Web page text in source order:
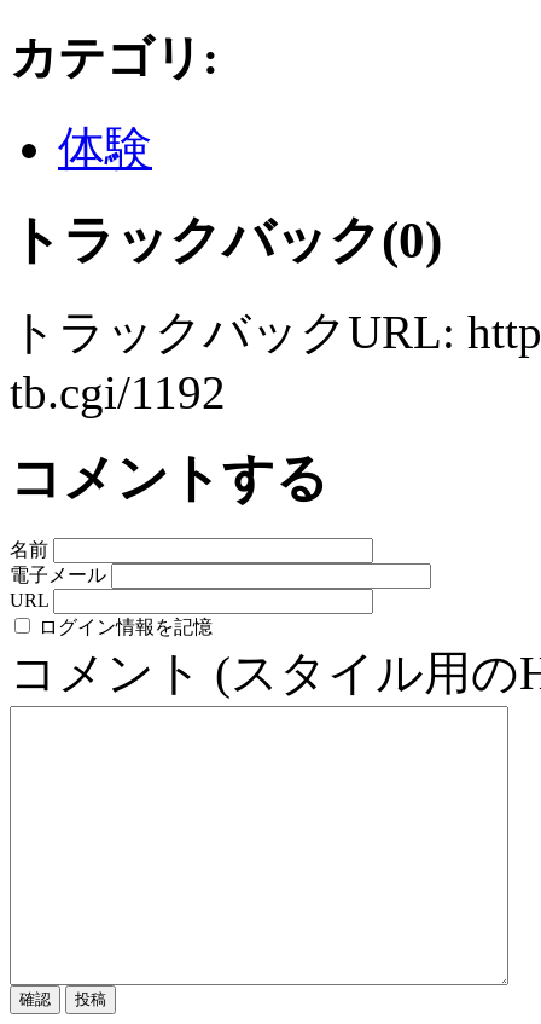
カテゴリ :
体験
トラックバック(0)
トラックバックURL:
tb.cgi/1192
コメントする
名前
電子メール
URL
ログイン情報を記憶
コメント (スタイル用